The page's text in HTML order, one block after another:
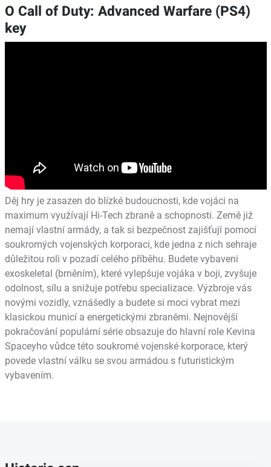
O Call of Duty: Advanced Warfare (PS4)
key
Děj hry je zasazen do blízké budoucnosti, kde vojáci na
maximum využívají Hi-Tech zbraně a schopnosti. Země již
nemají vlastní armády, a tak si bezpečnost zajišťují pomocí
soukromých vojenských korporaci, kde jedna z nich sehraje
důležitou roli v pozadí celého příběhu. Budete vybaveni
exoskeletal (brněním), které vylepšuje vojáka v boji, zvyšuje
odolnost, sílu a snižuje potřebu specializace. Výzbroje vás
novými vozidly, vznášedly a budete si moci vybrat mezi
klasickou municí a energetickými zbraněmi. Nejnovější
pokračování populární série obsazuje do hlavní role Kevina
Spaceyho vůdce této soukromé vojenské korporace, který
povede vlastní válku se svou armádou s futuristickým
vybavením.